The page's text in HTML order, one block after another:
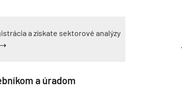
a získate sektorové analýzy
a úradom